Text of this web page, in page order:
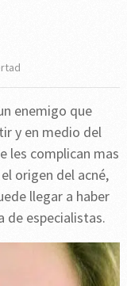
enemigo que
y en medio del
les complican mas
origen del acné,
llegar a haber
de especialistas.